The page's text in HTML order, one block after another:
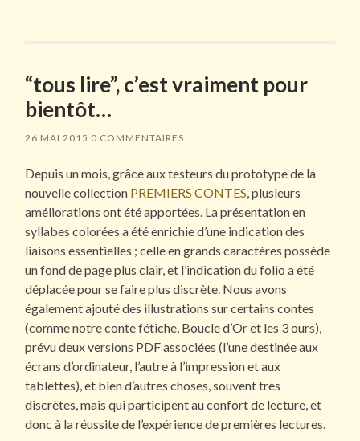
“tous lire”, c’est vraiment pour
bientôt…
26 MAI 2015 0 COMMENTAIRES
Depuis un mois, grâce aux testeurs du prototype de la
nouvelle collection PREMIERS CONTES, plusieurs
améliorations ont été apportées. La présentation en
syllabes colorées a été enrichie d’une indication des
liaisons essentielles ; celle en grands caractères possède
un fond de page plus clair, et l’indication du folio a été
déplacée pour se faire plus discrète. Nous avons
également ajouté des illustrations sur certains contes
(comme notre conte fétiche, Boucle d’Or et les 3 ours),
prévu deux versions PDF associées (l’une destinée aux
écrans d’ordinateur, l’autre à l’impression et aux
tablettes), et bien d’autres choses, souvent très
discrètes, mais qui participent au confort de lecture, et
donc à la réussite de l’expérience de premières lectures.